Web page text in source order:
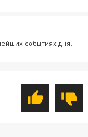
событиях дня.